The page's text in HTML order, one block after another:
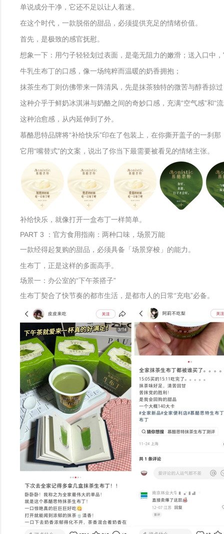
单说成分干净，它还不足以让人着迷。
在这个时代，一款脱俗的甜品，必须提供充足的情绪价值。
首先，是极致的感官抚慰。
想象一下：用勺子轻轻划过表面，是毫无阻力的嫩滑；送入口中
牛乳生布丁的口感，像一场纯粹而温暖的奶香拥抱；
抹茶生布丁则仿佛带来一阵清风，先是抹茶独特的微苦与醇香掠
这种介乎于鲜奶冰淇淋与奶酪之间的奇妙口感，充满“空气感”和“
这种治愈感，从内延伸到了外。
慕酪思特品牌将“补给快乐”印在了包装上，在你撕开盖子的一刹
它用“嘴替式”的文案，说出了你当下最需要被看见的情绪主张。
补给快乐，就像打开一盒布丁一样简单。
PART 3 ：官方食用指南：两种口味，场景万能
一款经得起复购的甜品，必须具备「场景穿梭」的能力。
生布丁，正是这样的多面高手。
场景一：办公室的“下午茶搭子”
生布丁契合了快节奏的都市生活，是都市人的日常“充电”必备。